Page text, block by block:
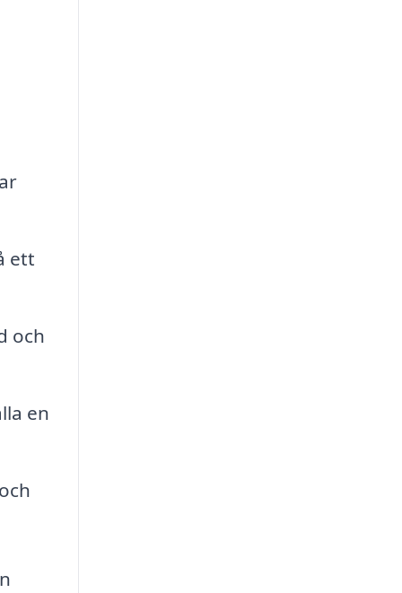
ett
och
en